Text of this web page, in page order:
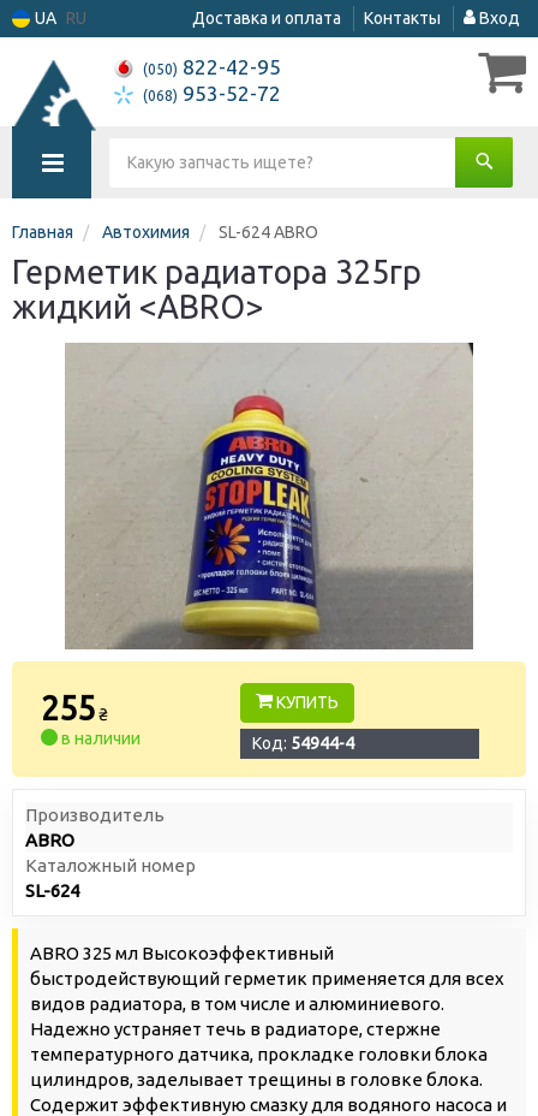
UA RU Доставка и оплата Контакты Вход
(050) 822-42-95
(068) 953-52-72
Главная Автохимия SL-624 ABRO
Герметик радиатора 325гр
жидкий <ABRO>
255₴
в наличии
КУПИТЬ
Код: 54944-4
Производитель
ABRO
Каталожный номер
SL-624
ABRO 325 мл Высокоэффективный
быстродействующий герметик применяется для всех
видов радиатора, в том числе и алюминиевого.
Надежно устраняет течь в радиаторе, стержне
температурного датчика, прокладке головки блока
цилиндров, заделывает трещины в головке блока.
Содержит эффективную смазку для водяного насоса и